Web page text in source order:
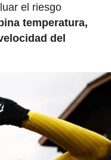
el riesgo
temperatura,
del